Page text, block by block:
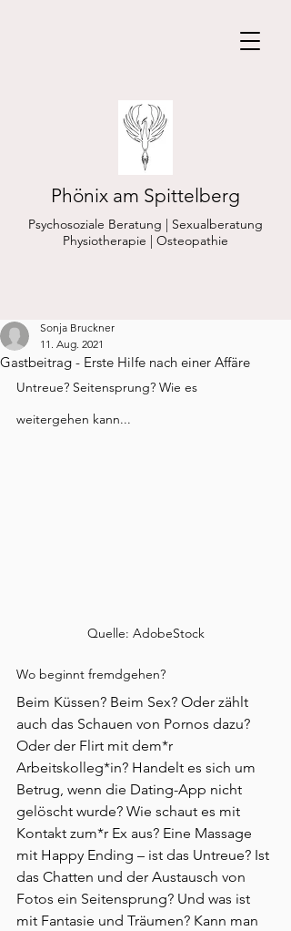
Phönix am Spittelberg
Psychosoziale Beratung | Sexualberatung
Physiotherapie | Osteopathie
Gastbeitrag - Erste Hilfe nach einer Affäre
Sonja Bruckner
11. Aug. 2021
Untreue? Seitensprung? Wie es
weitergehen kann...
Quelle: AdobeStock
Wo beginnt fremdgehen?
Beim Küssen? Beim Sex? Oder zählt
auch das Schauen von Pornos dazu?
Oder der Flirt mit dem*r
Arbeitskolleg*in? Handelt es sich um
Betrug, wenn die Dating-App nicht
gelöscht wurde? Wie schaut es mit
Kontakt zum*r Ex aus? Eine Massage
mit Happy Ending – ist das Untreue? Ist
das Chatten und der Austausch von
Fotos ein Seitensprung? Und was ist
mit Fantasie und Träumen? Kann man